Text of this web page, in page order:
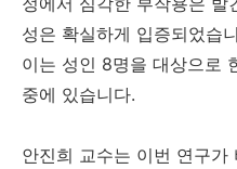
성은 확실하게 입증되었습
이는 성인 8명을 대상으로
중에 있습니다.
안진희 교수는 이번 연구가